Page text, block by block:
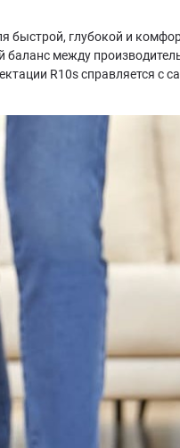
быстрой, глубокой и
между
R10s справляется с